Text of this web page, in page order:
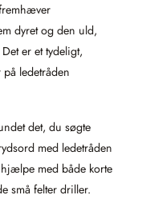
dyret og den uld,
er et tydeligt,
ledetråden
det, du søgte
med ledetråden
med både korte
små felter driller.